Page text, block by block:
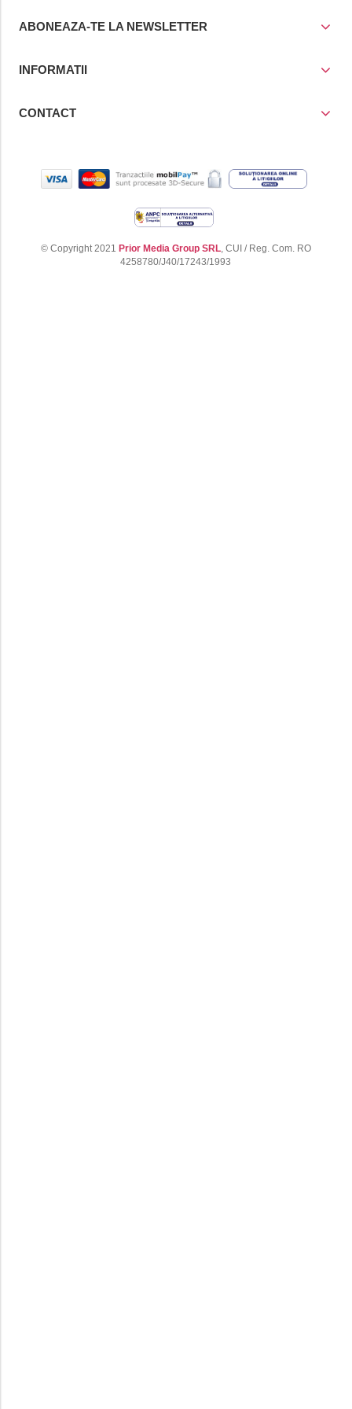
ABONEAZA-TE LA NEWSLETTER
INFORMATII
CONTACT
© Copyright 2021 Prior Media Group SRL, CUI / Reg. Com. RO
4258780/J40/17243/1993